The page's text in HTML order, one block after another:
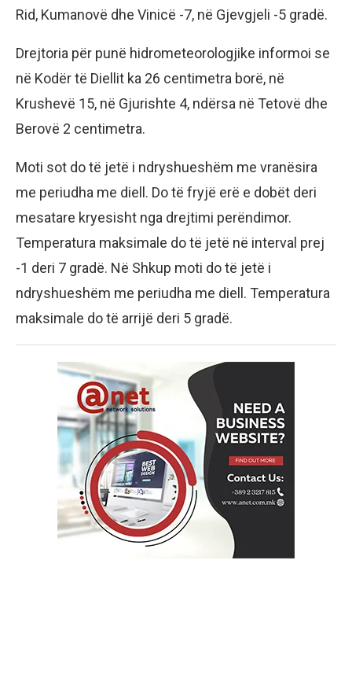
Rid, Kumanovë dhe Vinicë -7, në Gjevgjeli -5 gradë.
Drejtoria për punë hidrometeorologjike informoi se
në Kodër të Diellit ka 26 centimetra borë, në
Krushevë 15, në Gjurishte 4, ndërsa në Tetovë dhe
Berovë 2 centimetra.
Moti sot do të jetë i ndryshueshëm me vranësira
me periudha me diell. Do të fryjë erë e dobët deri
mesatare kryesisht nga drejtimi perëndimor.
Temperatura maksimale do të jetë në interval prej
-1 deri 7 gradë. Në Shkup moti do të jetë i
ndryshueshëm me periudha me diell. Temperatura
maksimale do të arrijë deri 5 gradë.